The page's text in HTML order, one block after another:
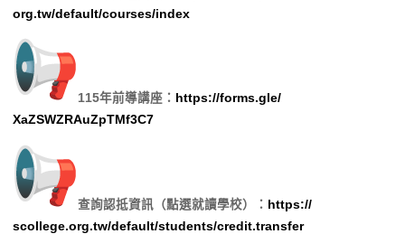
org.tw/default/courses/index
115年前導講座： https://forms.gle/
XaZSWZRAuZpTMf3C7
查詢認抵資訊（點選就讀學校）： https://
scollege.org.tw/default/students/credit.transfer